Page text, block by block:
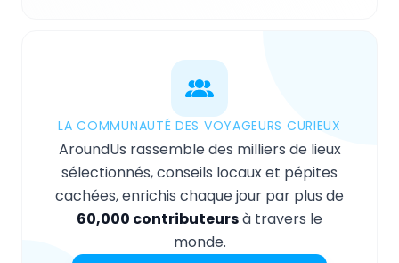
LA COMMUNAUTÉ DES VOYAGEURS CURIEUX
AroundUs rassemble des milliers de lieux
sélectionnés, conseils locaux et pépites
cachées, enrichis chaque jour par plus de
60,000 contributeursà travers le
monde.